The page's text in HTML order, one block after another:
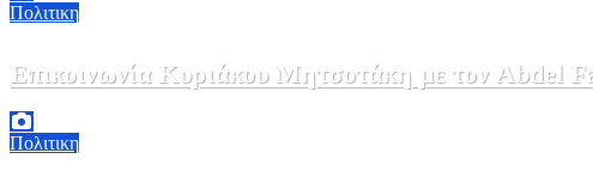
Πολιτικη
Επικοινωνία Κυριάκου Μητσοτάκη με τον Abdel
Πολιτικη